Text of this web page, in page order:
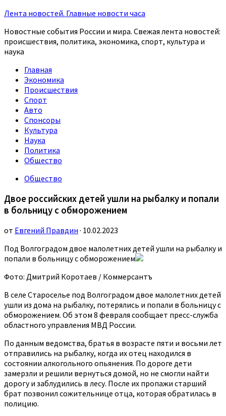
Лента новостей. Главные новости часа
Новостные события России и мира. Свежая лента новостей:
происшествия, политика, экономика, спорт, культура и
наука
Главная
Экономика
Происшествия
Спорт
Авто
Спонсоры
Культура
Наука
Политика
Общество
Общество
Двое российских детей ушли на рыбалку и попали
в больницу с обморожением
от Евгений Правдин · 10.02.2023
Под Волгоградом двое малолетних детей ушли на рыбалку и
попали в больницу с обморожением
Фото: Дмитрий Коротаев / Коммерсантъ
В селе Староселье под Волгоградом двое малолетних детей
ушли из дома на рыбалку, потерялись и попали в больницу с
обморожением. Об этом 8 февраля сообщает пресс-служба
областного управления МВД России.
По данным ведомства, братья в возрасте пяти и восьми лет
отправились на рыбалку, когда их отец находился в
состоянии алкогольного опьянения. По дороге дети
замерзли и решили вернуться домой, но не смогли найти
дорогу и заблудились в лесу. После их пропажи старший
брат позвонил сожительнице отца, которая обратилась в
полицию.